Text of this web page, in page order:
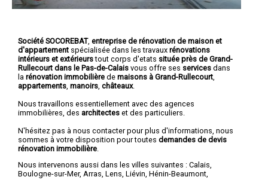
Société SOCOREBAT, entreprise de rénovation de maison et
d'appartement spécialisée dans les travaux rénovations
intérieurs et extérieurstout corps d'etats située près de Grand-
Rullecourt dans le Pas-de-Calais vous offre ses services dans
la rénovation immobilière de maisons à Grand-Rullecourt
appartements manoirs châteaux.
Nous travaillons essentiellement avec des agences
immobilières, des architectes et des particuliers.
N'hésitez pas à nous contacter pour plus d'informations, nous
sommes à votre disposition pour toutes demandes de devis
rénovation immobilière
Nous intervenons aussi dans les villes suivantes : Calais,
Boulogne-sur-Mer, Arras, Lens, Liévin, Hénin-Beaumont,